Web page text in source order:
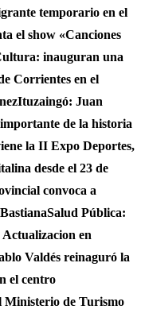
temporario en el
el show «Canciones
inauguran una
Corrientes en el
Ituzaingó: Juan
de la historia
la II Expo Deportes,
desde el 23 de
convoca a
Salud Pública:
en
Valdés reinaguró la
el centro
Ministerio de Turismo